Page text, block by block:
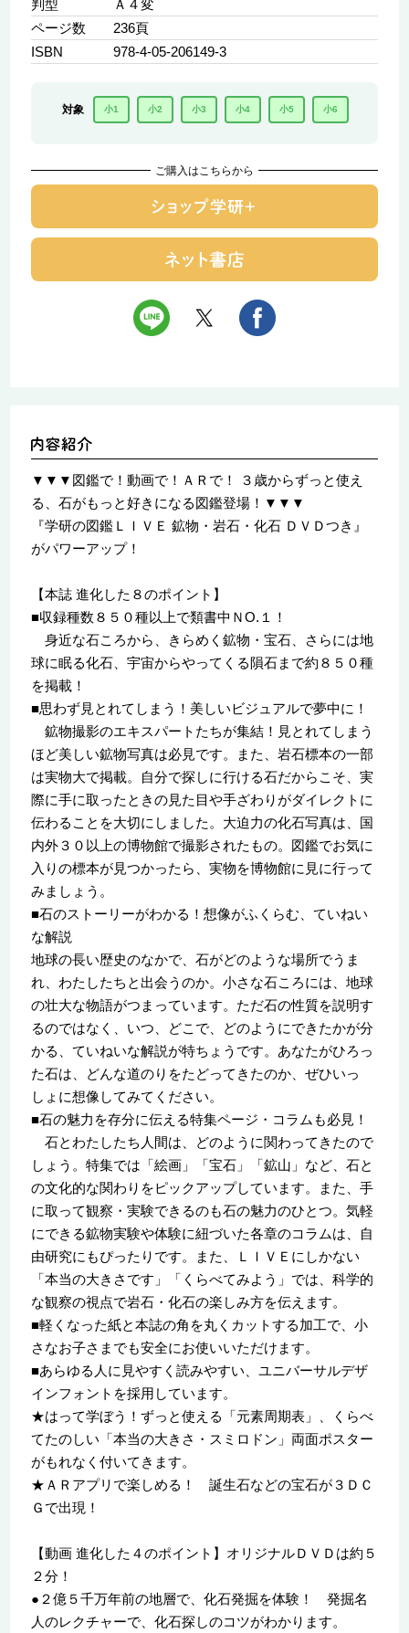
判型
Ａ４変
ページ数
236頁
ISBN
978-4-05-206149-3
対象 小1 小2 小3 小4 小5 小6
ご購入はこちらから
▼▼▼図鑑で！動画で！ＡＲで！ ３歳からずっと使え
る、石がもっと好きになる図鑑登場！▼▼▼
『学研の図鑑ＬＩＶＥ 鉱物・岩石・化石 ＤＶＤつき』
がパワーアップ！
【本誌 進化した８のポイント】
■収録種数８５０種以上で類書中ＮО.１！
身近な石ころから、きらめく鉱物・宝石、さらには地
球に眠る化石、宇宙からやってくる隕石まで約８５０種
を掲載！
■思わず見とれてしまう！美しいビジュアルで夢中に！
鉱物撮影のエキスパートたちが集結！見とれてしまう
ほど美しい鉱物写真は必見です。また、岩石標本の一部
は実物大で掲載。自分で探しに行ける石だからこそ、実
際に手に取ったときの見た目や手ざわりがダイレクトに
伝わることを大切にしました。大迫力の化石写真は、国
内外３０以上の博物館で撮影されたもの。図鑑でお気に
入りの標本が見つかったら、実物を博物館に見に行って
みましょう。
■石のストーリーがわかる！想像がふくらむ、ていねい
な解説
地球の長い歴史のなかで、石がどのような場所でうま
れ、わたしたちと出会うのか。小さな石ころには、地球
の壮大な物語がつまっています。ただ石の性質を説明す
るのではなく、いつ、どこで、どのようにできたかが分
かる、ていねいな解説が特ちょうです。あなたがひろっ
た石は、どんな道のりをたどってきたのか、ぜひいっ
しょに想像してみてください。
■石の魅力を存分に伝える特集ページ・コラムも必見！
石とわたしたち人間は、どのように関わってきたので
しょう。特集では「絵画」「宝石」「鉱山」など、石と
の文化的な関わりをピックアップしています。また、手
に取って観察・実験できるのも石の魅力のひとつ。気軽
にできる鉱物実験や体験に紐づいた各章のコラムは、自
由研究にもぴったりです。また、ＬＩＶＥにしかない
「本当の大きさです」「くらべてみよう」では、科学的
な観察の視点で岩石・化石の楽しみ方を伝えます。
■軽くなった紙と本誌の角を丸くカットする加工で、小
さなお子さまでも安全にお使いいただけます。
■あらゆる人に見やすく読みやすい、ユニバーサルデザ
インフォントを採用しています。
★はって学ぼう！ずっと使える「元素周期表」、くらべ
てたのしい「本当の大きさ・スミロドン」両面ポスター
がもれなく付いてきます。
★ＡＲアプリで楽しめる！ 誕生石などの宝石が３ＤＣ
Ｇで出現！
【動画 進化した４のポイント】オリジナルＤＶＤは約５
２分！
●２億５千万年前の地層で、化石発掘を体験！ 発掘名
人のレクチャーで、化石探しのコツがわかります。